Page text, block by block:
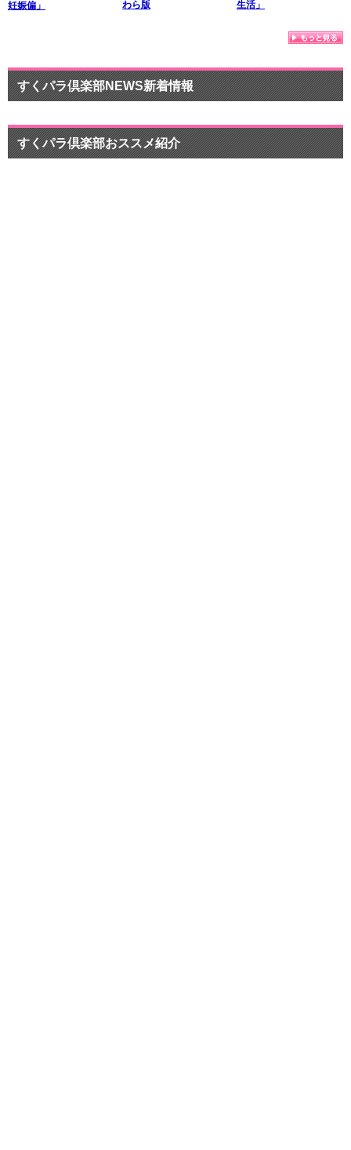
妊娠偏」 わら版 生活」
すくパラ倶楽部NEWS新着情報
すくパラ倶楽部おススメ紹介